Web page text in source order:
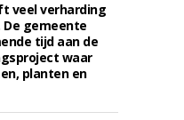
veel verharding
gemeente
tijd aan de
waar
planten en